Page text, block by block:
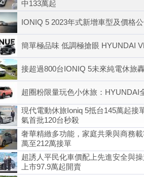
中133萬起
IONIQ 5 2023年式新增車型及價格
簡單極品味 低調極搶眼 HYUNDAI
接超過800台IONIQ 5未來純電休旅
超圈粉限量玩色小休旅：HYUNDAI
現代電動休旅Ioniq 5抵台145萬起接
氣首批120台秒殺
奢華精緻多功能，家庭共乘與商務
萬至212萬接單
超誘人平民化車價配上先進安全與
上市97.9萬起開賣